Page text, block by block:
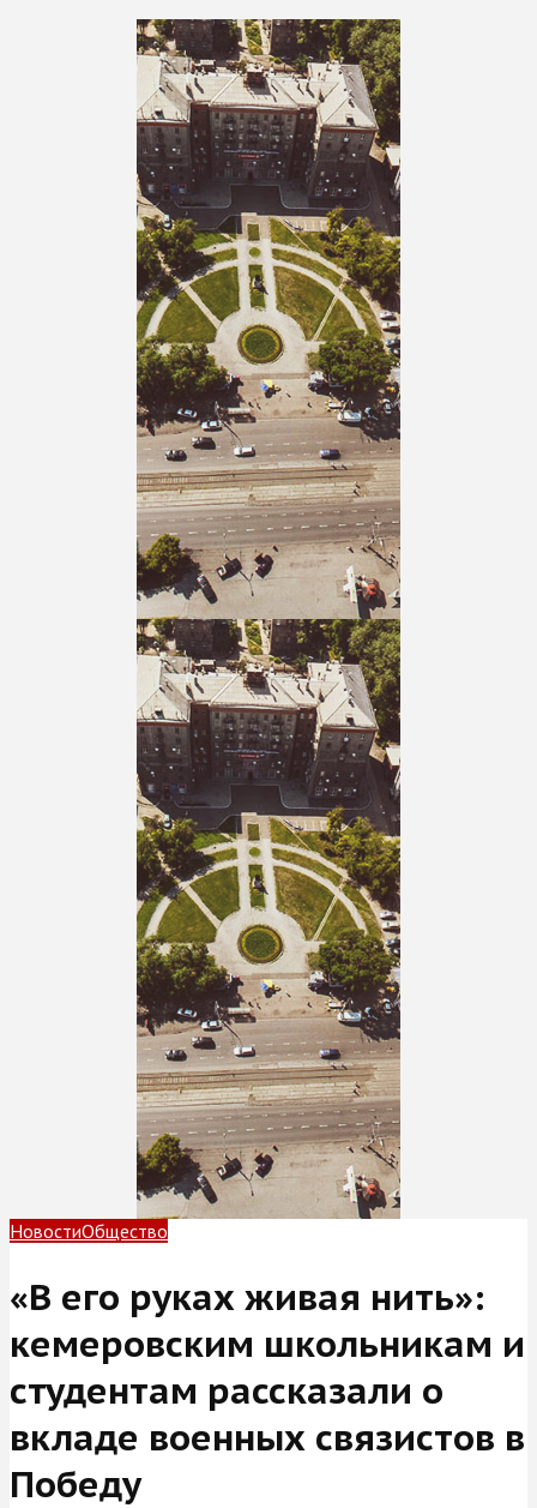
НовостиОбщество
«В его руках живая нить»:
кемеровским школьникам и
студентам рассказали о
вкладе военных связистов в
Победу